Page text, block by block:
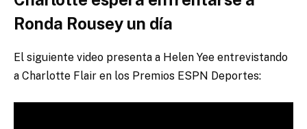
Ronda Rousey un día
El siguiente video presenta a Helen Yee entrevistando
a Charlotte Flair en los Premios ESPN Deportes: